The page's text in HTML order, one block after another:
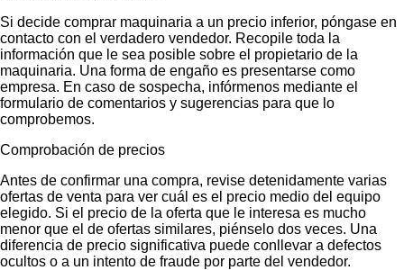
Si decide comprar maquinaria a un precio inferior, póngase en
contacto con el verdadero vendedor. Recopile toda la
información que le sea posible sobre el propietario de la
maquinaria. Una forma de engaño es presentarse como
empresa. En caso de sospecha, infórmenos mediante el
formulario de comentarios y sugerencias para que lo
comprobemos.
Comprobación de precios
Antes de confirmar una compra, revise detenidamente varias
ofertas de venta para ver cuál es el precio medio del equipo
elegido. Si el precio de la oferta que le interesa es mucho
menor que el de ofertas similares, piénselo dos veces. Una
diferencia de precio significativa puede conllevar a defectos
ocultos o a un intento de fraude por parte del vendedor.